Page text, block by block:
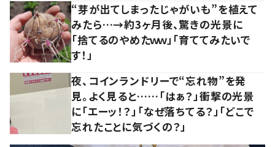
“芽が出てしまったじゃがいも”を植えて
みたら…→約3ヶ月後、驚きの光景に
「捨てるのやめたｗｗ」「育ててみたいで
す！」
夜、コインランドリーで“忘れ物”を発
見。よく見ると……「はぁ？」衝撃の光景
に「エーッ！？」「なぜ落ちてる？」「どこで
忘れたことに気づくの？」